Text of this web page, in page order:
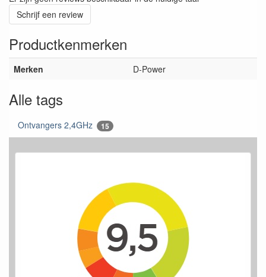
Schrijf een review
Productkenmerken
Merken D-Power
Alle tags
Ontvangers 2,4GHz 15